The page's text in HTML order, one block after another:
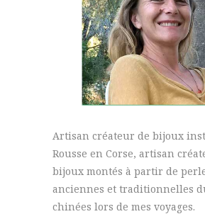
Artisan créateur de bijoux
Rousse en Corse, artisan
bijoux montés à partir de
anciennes et traditionnelles
chinées lors de mes voyages.